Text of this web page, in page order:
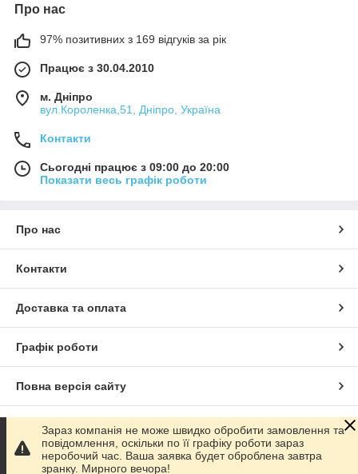
Про нас
97% позитивних з 169 відгуків за рік
Працює з 30.04.2010
м. Дніпро
вул.Короленка,51, Дніпро, Україна
Контакти
Сьогодні працює з 09:00 до 20:00
Показати весь графік роботи
Про нас
Контакти
Доставка та оплата
Графік роботи
Повна версія сайту
Сайт створено на маркетплейсіProm.ua
Політика конфіденційності
Зараз компанія не може швидко обробити замовлення та
повідомлення, оскільки по її графіку роботи зараз
неробочий час. Ваша заявка будет оброблена завтра
зранку. Мирного вечора!